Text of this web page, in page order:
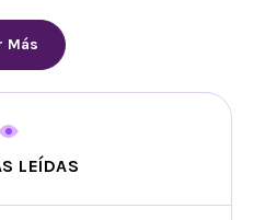
Más
LEÍDAS